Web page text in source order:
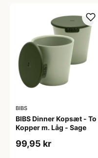
BIBS
BIBS Dinner Kopsæt - To
Kopper m. Låg - Sage
99,95 kr